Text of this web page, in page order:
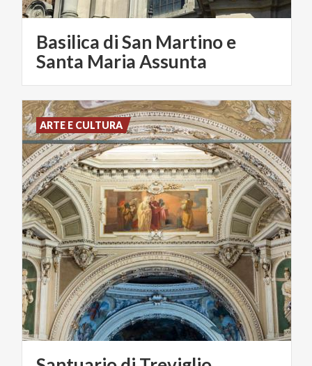
Basilica di San Martino e
Santa Maria Assunta
ARTE E CULTURA